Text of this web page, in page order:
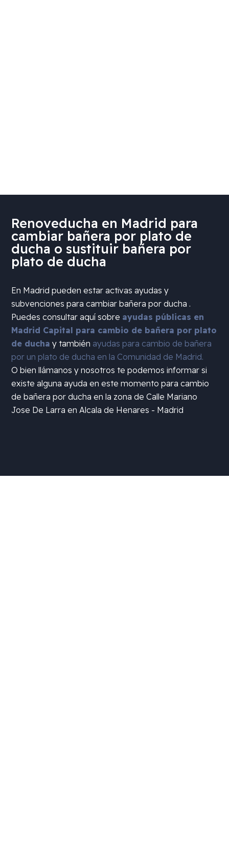
Renoveducha en Madrid para
cambiar bañera por plato de
ducha o sustituir bañera por
plato de ducha
En Madrid pueden estar activas ayudas y
subvenciones para cambiar bañera por ducha .
Puedes consultar aquí sobre ayudas públicas en
Madrid Capital para cambio de bañera por plato
de ducha y también ayudas para cambio de bañera
por un plato de ducha en la Comunidad de Madrid.
O bien llámanos y nosotros te podemos informar si
existe alguna ayuda en este momento para cambio
de bañera por ducha en la zona deCalle Mariano
Jose De Larra en Alcala de Henares - Madrid